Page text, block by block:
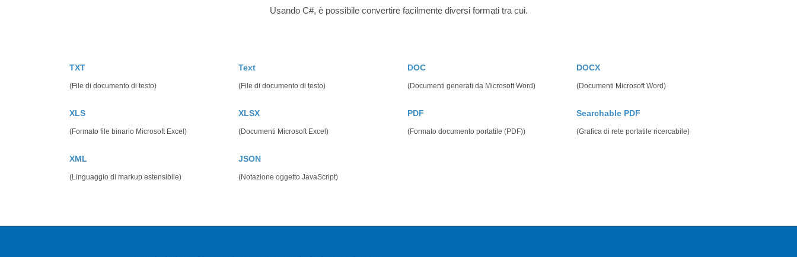
Usando C#, è possibile convertire facilmente diversi formati tra cui.
TXT
(File di documento di testo)
Text
(File di documento di testo)
DOC
(Documenti generati da Microsoft Word)
DOCX
(Documenti Microsoft Word)
XLS
(Formato file binario Microsoft Excel)
XLSX
(Documenti Microsoft Excel)
PDF
(Formato documento portatile (PDF))
Searchable PDF
(Grafica di rete portatile ricercabile)
XML
(Linguaggio di markup estensibile)
JSON
(Notazione oggetto JavaScript)